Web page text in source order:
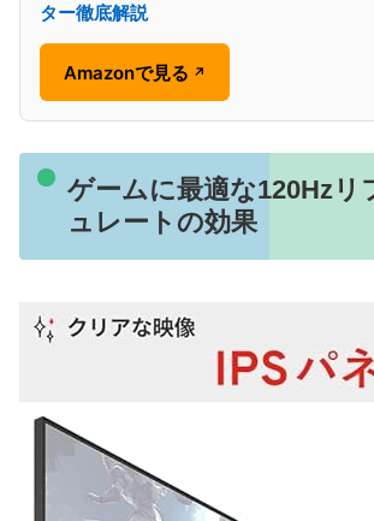
ター徹底解説
Amazonで見る ↗
ゲームに最適な120Hzリ
ュレートの効果